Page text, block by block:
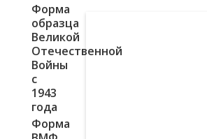
Форма
образца
Великой
Отечественной
Войны
с
1943
года
Форма